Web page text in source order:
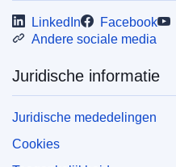
LinkedIn Facebook
Andere sociale media
Juridische informatie
Juridische mededelingen
Cookies